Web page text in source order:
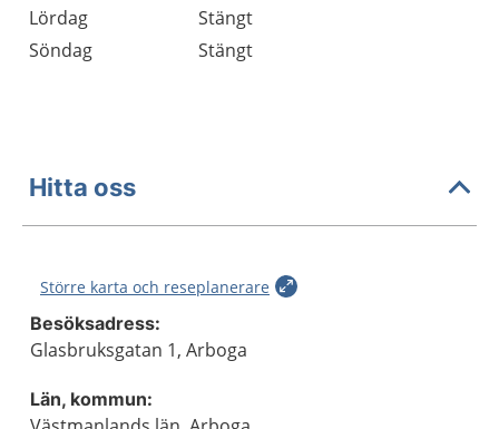
Lördag
Stängt
Söndag
Stängt
Hitta oss
Större karta och reseplanerare
Besöksadress:
Glasbruksgatan 1, Arboga
Län, kommun: